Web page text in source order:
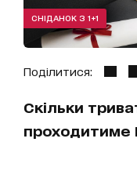
СНІДАНОК З 1+1
Поділитися:
Скільки
проходитиме